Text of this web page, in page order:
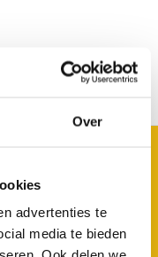
Over
advertenties te
media te bieden